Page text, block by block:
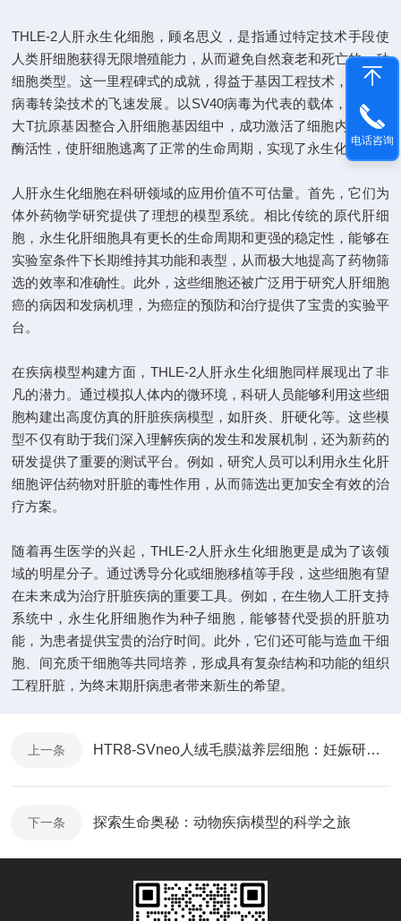
THLE-2人肝永生化细胞，顾名思义，是指通过特定技术手段使
人类肝细胞获得无限增殖能力，从而避免自然衰老和死亡的一种
细胞类型。这一里程碑式的成就，得益于基因工程技术，特别是
病毒转染技术的飞速发展。以SV40病毒为代表的载体，通过将
大T抗原基因整合入肝细胞基因组中，成功激活了细胞内的端粒
酶活性，使肝细胞逃离了正常的生命周期，实现了永生化。
人肝永生化细胞在科研领域的应用价值不可估量。首先，它们为
体外药物学研究提供了理想的模型系统。相比传统的原代肝细
胞，永生化肝细胞具有更长的生命周期和更强的稳定性，能够在
实验室条件下长期维持其功能和表型，从而极大地提高了药物筛
选的效率和准确性。此外，这些细胞还被广泛用于研究人肝细胞
癌的病因和发病机理，为癌症的预防和治疗提供了宝贵的实验平
台。
在疾病模型构建方面，THLE-2人肝永生化细胞同样展现出了非
凡的潜力。通过模拟人体内的微环境，科研人员能够利用这些细
胞构建出高度仿真的肝脏疾病模型，如肝炎、肝硬化等。这些模
型不仅有助于我们深入理解疾病的发生和发展机制，还为新药的
研发提供了重要的测试平台。例如，研究人员可以利用永生化肝
细胞评估药物对肝脏的毒性作用，从而筛选出更加安全有效的治
疗方案。
随着再生医学的兴起，THLE-2人肝永生化细胞更是成为了该领
域的明星分子。通过诱导分化或细胞移植等手段，这些细胞有望
在未来成为治疗肝脏疾病的重要工具。例如，在生物人工肝支持
系统中，永生化肝细胞作为种子细胞，能够替代受损的肝脏功
能，为患者提供宝贵的治疗时间。此外，它们还可能与造血干细
胞、间充质干细胞等共同培养，形成具有复杂结构和功能的组织
工程肝脏，为终末期肝病患者带来新生的希望。
上一条 HTR8-SVneo人绒毛膜滋养层细胞：妊娠研究与疾病治疗的新兴钥匙
下一条 探索生命奥秘：动物疾病模型的科学之旅
电话咨询